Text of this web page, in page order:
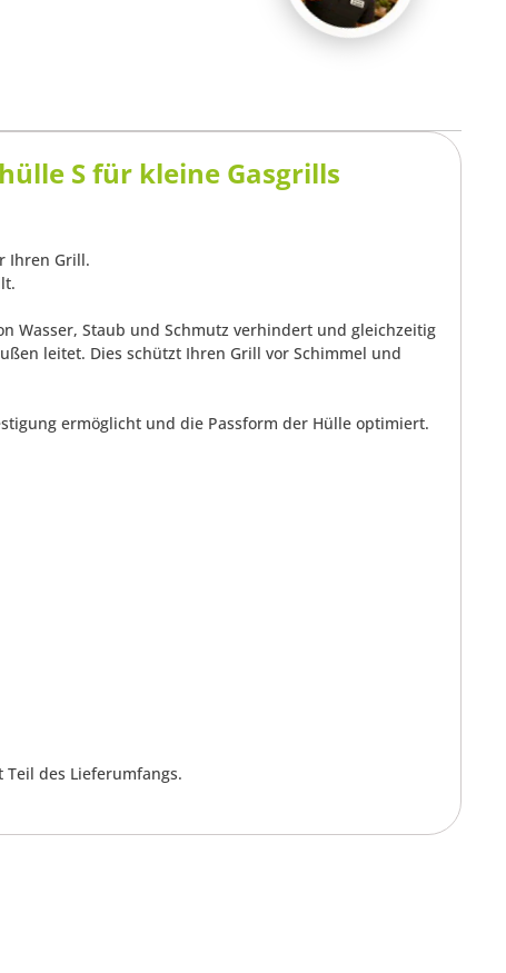
S für kleine Gasgrills
Ihren Grill.
Wasser, Staub und Schmutz verhindert und gleichzeitig
leitet. Dies schützt Ihren Grill vor Schimmel und
ermöglicht und die Passform der Hülle optimiert.
des Lieferumfangs.